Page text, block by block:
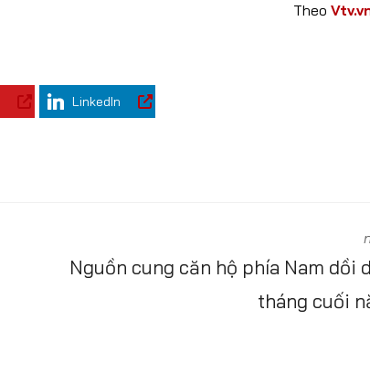
Theo
LinkedIn
Nguồn cung căn hộ phía Nam dồi
tháng cuối